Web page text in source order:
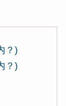
？)
？)